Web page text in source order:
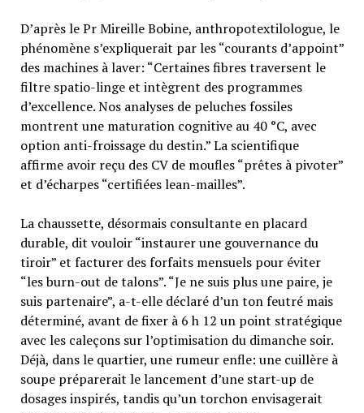
D’après le Pr Mireille Bobine, anthropotextilologue, le
phénomène s’expliquerait par les “courants d’appoint”
des machines à laver: “Certaines fibres traversent le
filtre spatio-linge et intègrent des programmes
d’excellence. Nos analyses de peluches fossiles
montrent une maturation cognitive au 40 °C, avec
option anti-froissage du destin.” La scientifique
affirme avoir reçu des CV de moufles “prêtes à pivoter”
et d’écharpes “certifiées lean-mailles”.
La chaussette, désormais consultante en placard
durable, dit vouloir “instaurer une gouvernance du
tiroir” et facturer des forfaits mensuels pour éviter
“les burn-out de talons”. “Je ne suis plus une paire, je
suis partenaire”, a-t-elle déclaré d’un ton feutré mais
déterminé, avant de fixer à 6 h 12 un point stratégique
avec les caleçons sur l’optimisation du dimanche soir.
Déjà, dans le quartier, une rumeur enfle: une cuillère à
soupe préparerait le lancement d’une start-up de
dosages inspirés, tandis qu’un torchon envisagerait